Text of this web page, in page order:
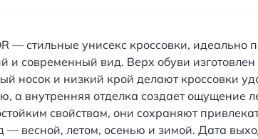
— стильные унисекс кроссовки,
и современный вид. Верх обуви
носок и низкий крой делают кроссовки
а внутренняя отделка создает ощущение
свойствам, они сохраняют
— весной, летом, осенью и зимой. Дата